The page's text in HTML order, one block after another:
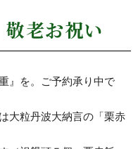
老お祝い
』を。ご予約承り中で
大粒丹波大納言の「栗赤